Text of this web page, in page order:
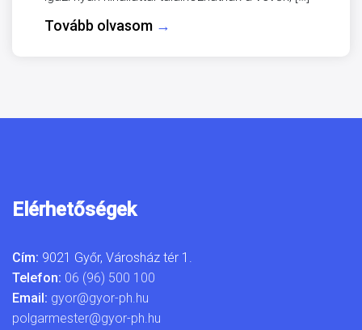
Tovább olvasom →
Elérhetőségek
Cím: 9021 Győr, Városház tér 1.
Telefon: 06 (96) 500 100
Email: gyor@gyor-ph.hu
polgarmester@gyor-ph.hu